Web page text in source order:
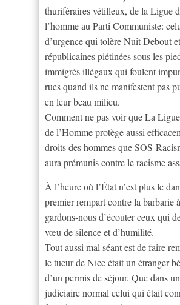
thuriféraires vétilleux, de la Ligue
l’homme au Parti Communiste:
d’urgence qui tolère Nuit Debout
républicaines piétinées sous les
immigrés illégaux qui foulent
rues quand ils ne manifestent pas
en leur beau milieu.
Comment ne pas voir que La
de l’Homme protège aussi
droits des hommes que SOS-
aura prémunis contre le racisme
À l’heure où l’État n’est plus le
premier rempart contre la barbarie
gardons-nous d’écouter ceux qui
vœu de silence et d’humilité.
Tout aussi mal séant est de faire
le tueur de Nice était un étranger
d’un permis de séjour. Que dans
judiciaire normal celui qui était